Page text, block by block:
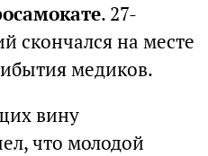
. 27-
скончался на месте
медиков.
вину
что молодой